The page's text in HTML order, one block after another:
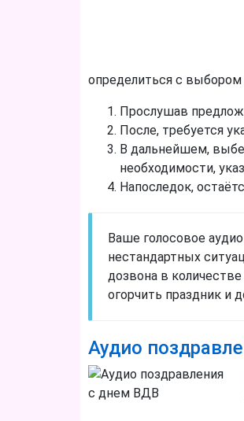
определиться с
Прослушав
После, требуется
В дальнейшем,
необходимости,
Напоследок,
Ваше голосовое
нестандартных
дозвона в
огорчить праздник и
Аудио